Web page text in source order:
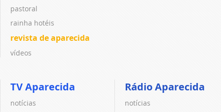
pastoral
rainha hotéis
revista de aparecida
vídeos
TV Aparecida
notícias
Rádio Aparecida
notícias